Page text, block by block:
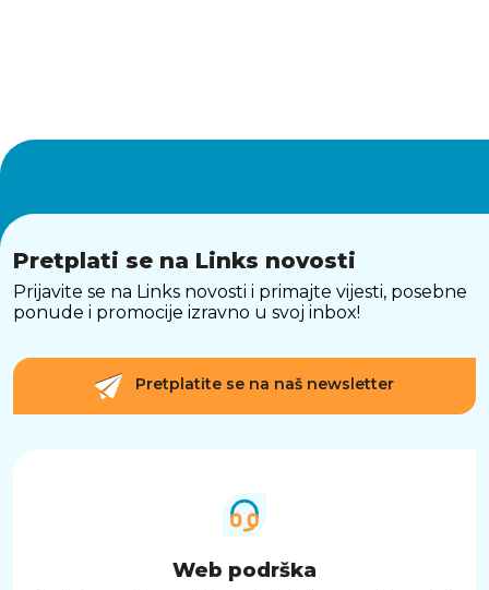
Pretplati se na Links novosti
Prijavite se na Links novosti i primajte vijesti, posebne
ponude i promocije izravno u svoj inbox!
Pretplatite se na naš newsletter
Web podrška